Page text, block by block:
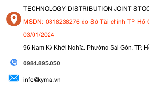
Canon Camera Connect để bắt đầu phát trực
TECHNOLOGY DISTRIBUTION JOINT
MSDN: 0318238276 do Sở Tài chính TP Hồ
03/01/2024
96 Nam Kỳ Khởi Nghĩa, Phường Sài Gòn, TP.
0984.895.050
info@kyma.vn